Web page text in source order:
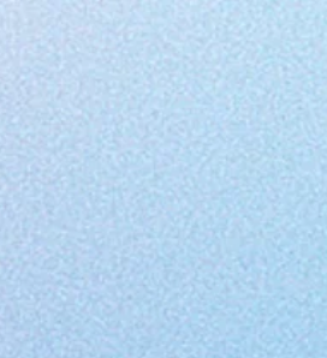
Lord Talbot et Kennedy.
à Versailles, puis en
National de Nice....
/ SEUIL /